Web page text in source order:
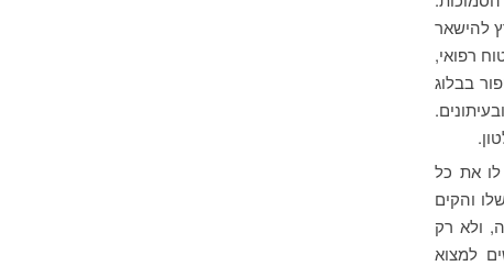
להישאר
רפואי,
בבלוג
את כל
והקים
ולא רק
למצוא